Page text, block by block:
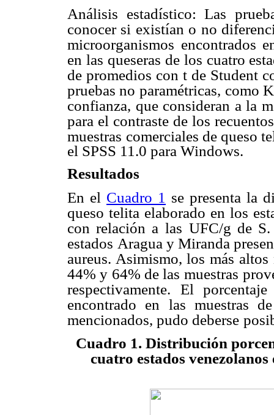
Análisis estadístico: Las
conocer si existían o no
microorganismos encontrados
en las queseras de los cuatro
de promedios con t de Student
pruebas no paramétricas, como
confianza, que consideran a la
para el contraste de los recuentos
muestras comerciales de queso
el SPSS 11.0 para Windows.
Resultados
En el Cuadro 1 se presenta la
queso telita elaborado en los
con relación a las UFC/g de
estados Aragua y Miranda
aureus. Asimismo, los más
44% y 64% de las muestras
respectivamente. El
encontrado en las muestras
mencionados, pudo deberse
Cuadro 1. Distribución
cuatro estados